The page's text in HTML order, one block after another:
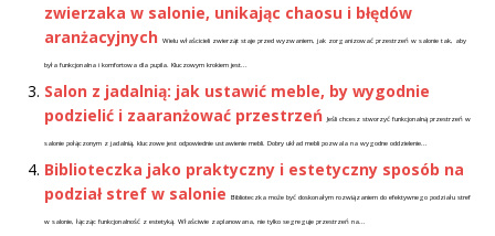
zwierzaka w salonie, unikając chaosu i błędów
aranżacyjnych
Wielu właścicieli zwierząt staje przed wyzwaniem, jak zorganizować przestrzeń w salonie tak, aby
była funkcjonalna i komfortowa dla pupila. Kluczowym krokiem jest...
Salon z jadalnią: jak ustawić meble, by wygodnie
podzielić i zaaranżować przestrzeń Jeśli chcesz stworzyć funkcjonalną przestrzeń w
salonie połączonym z jadalnią, kluczowe jest odpowiednie ustawienie mebli. Dobry układ mebli pozwala na wygodne oddzielenie...
Biblioteczka jako praktyczny i estetyczny sposób na
podział stref w salonie
Biblioteczka może być doskonałym rozwiązaniem do efektywnego podziału stref
w salonie, łącząc funkcjonalność z estetyką. Właściwie zaplanowana, nie tylko segreguje przestrzeń na...